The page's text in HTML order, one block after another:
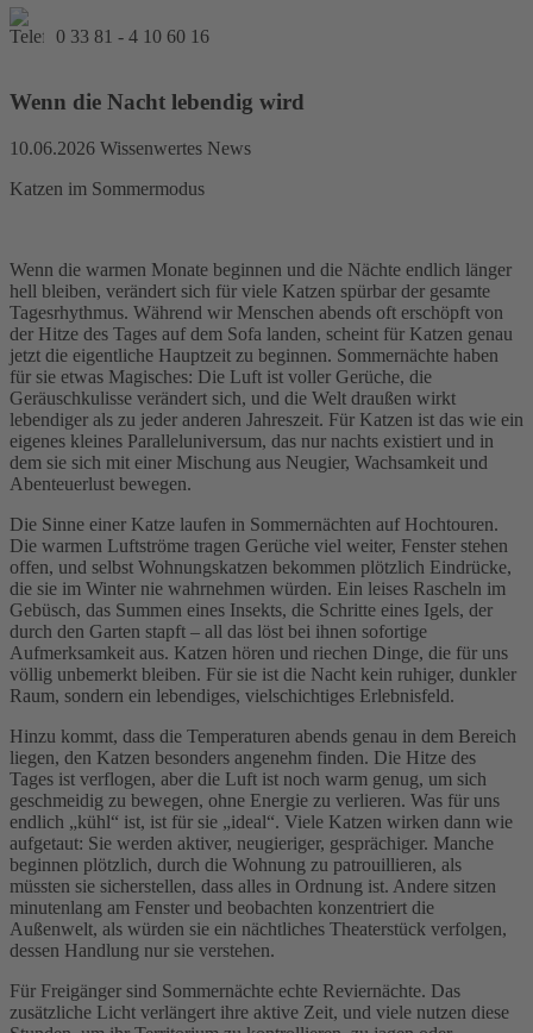
0 33 81 - 4 10 60 16
Wenn die Nacht lebendig wird
10.06.2026 Wissenwertes News
Katzen im Sommermodus
Wenn die warmen Monate beginnen und die Nächte endlich länger
hell bleiben, verändert sich für viele Katzen spürbar der gesamte
Tagesrhythmus. Während wir Menschen abends oft erschöpft von
der Hitze des Tages auf dem Sofa landen, scheint für Katzen genau
jetzt die eigentliche Hauptzeit zu beginnen. Sommernächte haben
für sie etwas Magisches: Die Luft ist voller Gerüche, die
Geräuschkulisse verändert sich, und die Welt draußen wirkt
lebendiger als zu jeder anderen Jahreszeit. Für Katzen ist das wie ein
eigenes kleines Paralleluniversum, das nur nachts existiert und in
dem sie sich mit einer Mischung aus Neugier, Wachsamkeit und
Abenteuerlust bewegen.
Die Sinne einer Katze laufen in Sommernächten auf Hochtouren.
Die warmen Luftströme tragen Gerüche viel weiter, Fenster stehen
offen, und selbst Wohnungskatzen bekommen plötzlich Eindrücke,
die sie im Winter nie wahrnehmen würden. Ein leises Rascheln im
Gebüsch, das Summen eines Insekts, die Schritte eines Igels, der
durch den Garten stapft – all das löst bei ihnen sofortige
Aufmerksamkeit aus. Katzen hören und riechen Dinge, die für uns
völlig unbemerkt bleiben. Für sie ist die Nacht kein ruhiger, dunkler
Raum, sondern ein lebendiges, vielschichtiges Erlebnisfeld.
Hinzu kommt, dass die Temperaturen abends genau in dem Bereich
liegen, den Katzen besonders angenehm finden. Die Hitze des
Tages ist verflogen, aber die Luft ist noch warm genug, um sich
geschmeidig zu bewegen, ohne Energie zu verlieren. Was für uns
endlich „kühl“ ist, ist für sie „ideal“. Viele Katzen wirken dann wie
aufgetaut: Sie werden aktiver, neugieriger, gesprächiger. Manche
beginnen plötzlich, durch die Wohnung zu patrouillieren, als
müssten sie sicherstellen, dass alles in Ordnung ist. Andere sitzen
minutenlang am Fenster und beobachten konzentriert die
Außenwelt, als würden sie ein nächtliches Theaterstück verfolgen,
dessen Handlung nur sie verstehen.
Für Freigänger sind Sommernächte echte Reviernächte. Das
zusätzliche Licht verlängert ihre aktive Zeit, und viele nutzen diese